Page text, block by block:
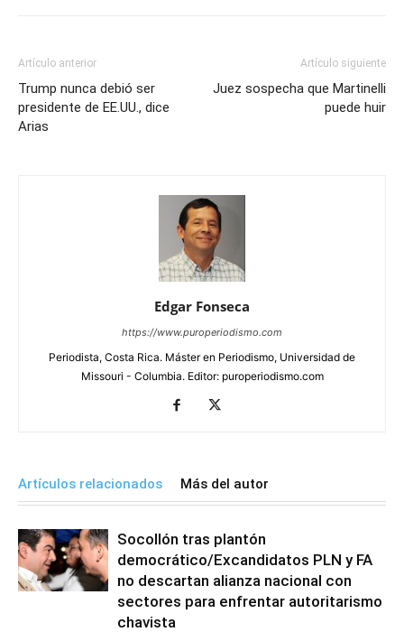
Artículo anterior
Trump nunca debió ser
presidente de EE.UU., dice
Arias
Artículo siguiente
Juez sospecha que Martinelli
puede huir
Edgar Fonseca
https://www.puroperiodismo.com
Periodista, Costa Rica. Máster en Periodismo, Universidad de
Missouri - Columbia. Editor: puroperiodismo.com
Artículos relacionados Más del autor
Socollón tras plantón
democrático/Excandidatos PLN y FA
no descartan alianza nacional con
sectores para enfrentar autoritarismo
chavista